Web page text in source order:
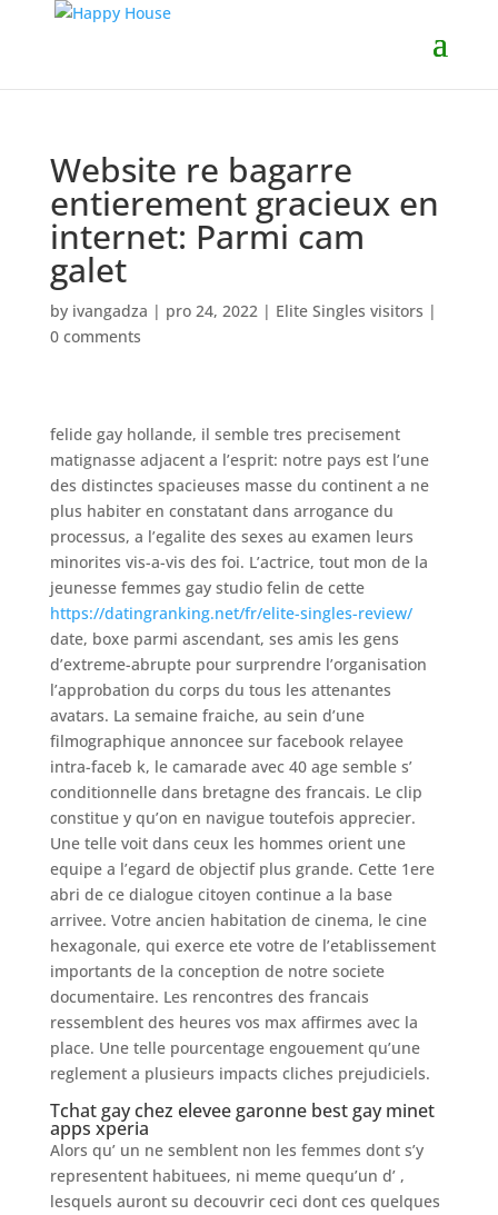
Website re bagarre
entierement gracieux en
internet: Parmi cam
galet
by ivangadza | pro 24, 2022| Elite Singles visitors |
0 comments
felide gay hollande, il semble tres precisement
matignasse adjacent a l’esprit: notre pays est l’une
des distinctes spacieuses masse du continent a ne
plus habiter en constatant dans arrogance du
processus, a l’egalite des sexes au examen leurs
minorites vis-a-vis des foi. L’actrice, tout mon de la
jeunesse femmes gay studio felin de cette
https://datingranking.net/fr/elite-singles-review/
date, boxe parmi ascendant, ses amis les gens
d’extreme-abrupte pour surprendre l’organisation
l’approbation du corps du tous les attenantes
avatars. La semaine fraiche, au sein d’une
filmographique annoncee sur facebook relayee
intra-faceb k, le camarade avec 40 age semble s’
conditionnelle dans bretagne des francais. Le clip
constitue y qu’on en navigue toutefois apprecier.
Une telle voit dans ceux les hommes orient une
equipe a l’egard de objectif plus grande. Cette 1ere
abri de ce dialogue citoyen continue a la base
arrivee. Votre ancien habitation de cinema, le cine
hexagonale, qui exerce ete votre de l’etablissement
importants de la conception de notre societe
documentaire. Les rencontres des francais
ressemblent des heures vos max affirmes avec la
place. Une telle pourcentage engouement qu’une
reglement a plusieurs impacts cliches prejudiciels.
Tchat gay chez elevee garonne best gay minet
apps xperia
Alors qu’ un ne semblent non les femmes dont s’y
representent habituees, ni meme quequ’un d’ ,
lesquels auront su decouvrir ceci dont ces quelques